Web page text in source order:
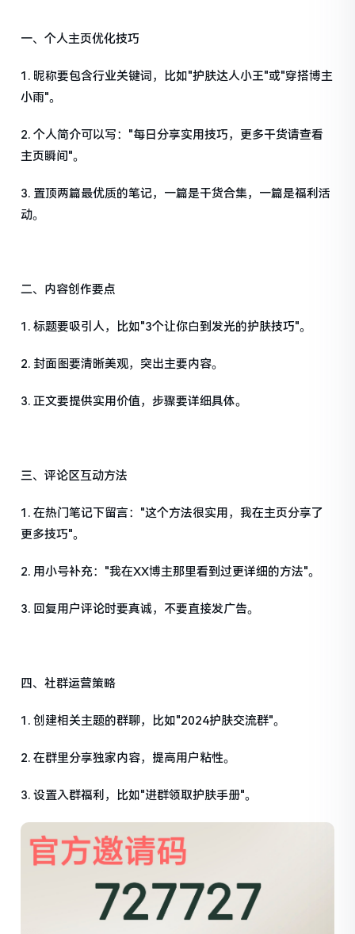
一、个人主页优化技巧
1. 昵称要包含行业关键词，比如"护肤达人小王"或"穿搭博主
小雨"。
2. 个人简介可以写："每日分享实用技巧，更多干货请查看
主页瞬间"。
3. 置顶两篇最优质的笔记，一篇是干货合集，一篇是福利活
动。
二、内容创作要点
1. 标题要吸引人，比如"3个让你白到发光的护肤技巧"。
2. 封面图要清晰美观，突出主要内容。
3. 正文要提供实用价值，步骤要详细具体。
三、评论区互动方法
1. 在热门笔记下留言："这个方法很实用，我在主页分享了
更多技巧"。
2. 用小号补充："我在XX博主那里看到过更详细的方法"。
3. 回复用户评论时要真诚，不要直接发广告。
四、社群运营策略
1. 创建相关主题的群聊，比如"2024护肤交流群"。
2. 在群里分享独家内容，提高用户粘性。
3. 设置入群福利，比如"进群领取护肤手册"。